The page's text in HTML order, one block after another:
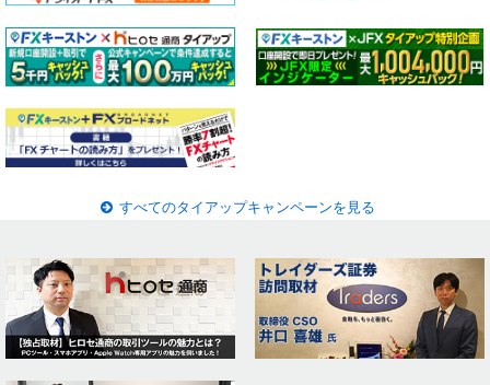
すべてのタイアップキャンペーンを見る